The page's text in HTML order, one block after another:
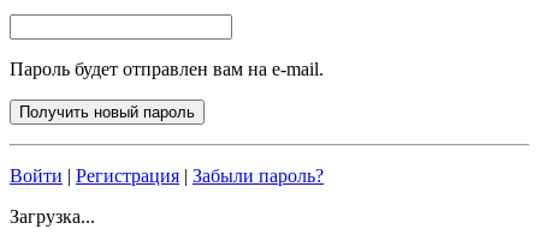
Пароль будет отправлен вам на e-mail.
Войти | Регистрация | Забыли пароль?
Загрузка...